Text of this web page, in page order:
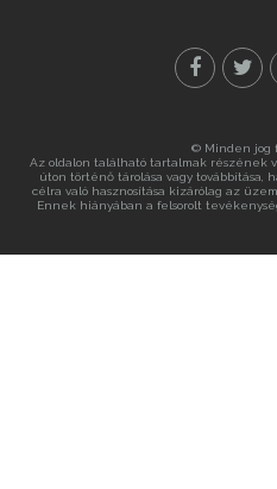
© Minden jog
Az oldalon található tartalmak részének
úton történő tárolása vagy továbbítása,
célra való hasznosítása kizárólag az
Ennek hiányában a felsorolt